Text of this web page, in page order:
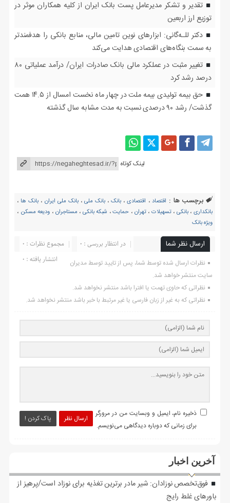
تقدیر و تشکر مدیرعامل پست بانک ایران از کلیه همکاران موثر در
توزیع ارز اربعین
دکتر للـه‌گانی: ابزارهای نوین تامین مالی، منابع بانکی را هدفمندتر
به سمت بنگاه‌های اقتصادی هدایت می‌کند
تغییر مثبت در عملکرد مالی بانک صادرات ایران/ درآمد عملیاتی ۸۰
درصد رشد کرد
حق بیمه تولیدی بیمه ملت در چهار ماه نخست امسال از ۱۴.۵ همت
گذشت/ رشد ۹۰ درصدی نسبت به مدت مشابه سال گذشته
لینک کوتاه
برچسب ها : اقتصاد ، اقتصادی، بانک، بانک ملی ،بانک ملی ایران ، بانک ها ،
بانکداری ،بانکی ،تسهیلات ،تهران ، حمایت، شبکه بانکی ، مستاجران ، ودیعه مسکن ،
ویژه بانک
ارسال نظر شما مجموع نظرات : 0
در انتظار بررسی : 0
انتشار یافته : ۰
نظرات ارسال شده توسط شما، پس از تایید توسط مدیران
سایت منتشر خواهد شد.
نظراتی که حاوی تهمت یا افترا باشد منتشر نخواهد شد.
نظراتی که به غیر از زبان فارسی یا غیر مرتبط با خبر باشد منتشر نخواهد شد.
ارسال نظر پاک کردن !
ذخیره نام، ایمیل و وبسایت من در مرورگر
برای زمانی که دوباره دیدگاهی می‌نویسم.
آخرین اخبار
فوق‌تخصص نوزادان: شیر مادر برترین تغذیه برای نوزاد است/پرهیز از
باورهای غلط رایج